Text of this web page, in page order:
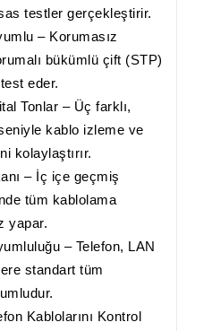
testler gerçekleştirir.
– Korumasız
bükümlü çift (STP)
eder.
Tonlar – Üç farklı,
kablo izleme ve
kolaylaştırır.
– İç içe geçmiş
tüm kablolama
yapar.
– Telefon, LAN
standart tüm
Kablolarını Kontrol